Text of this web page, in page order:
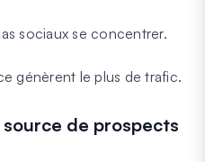
sociaux se concentrer.
génèrent le plus de trafic.
de prospects